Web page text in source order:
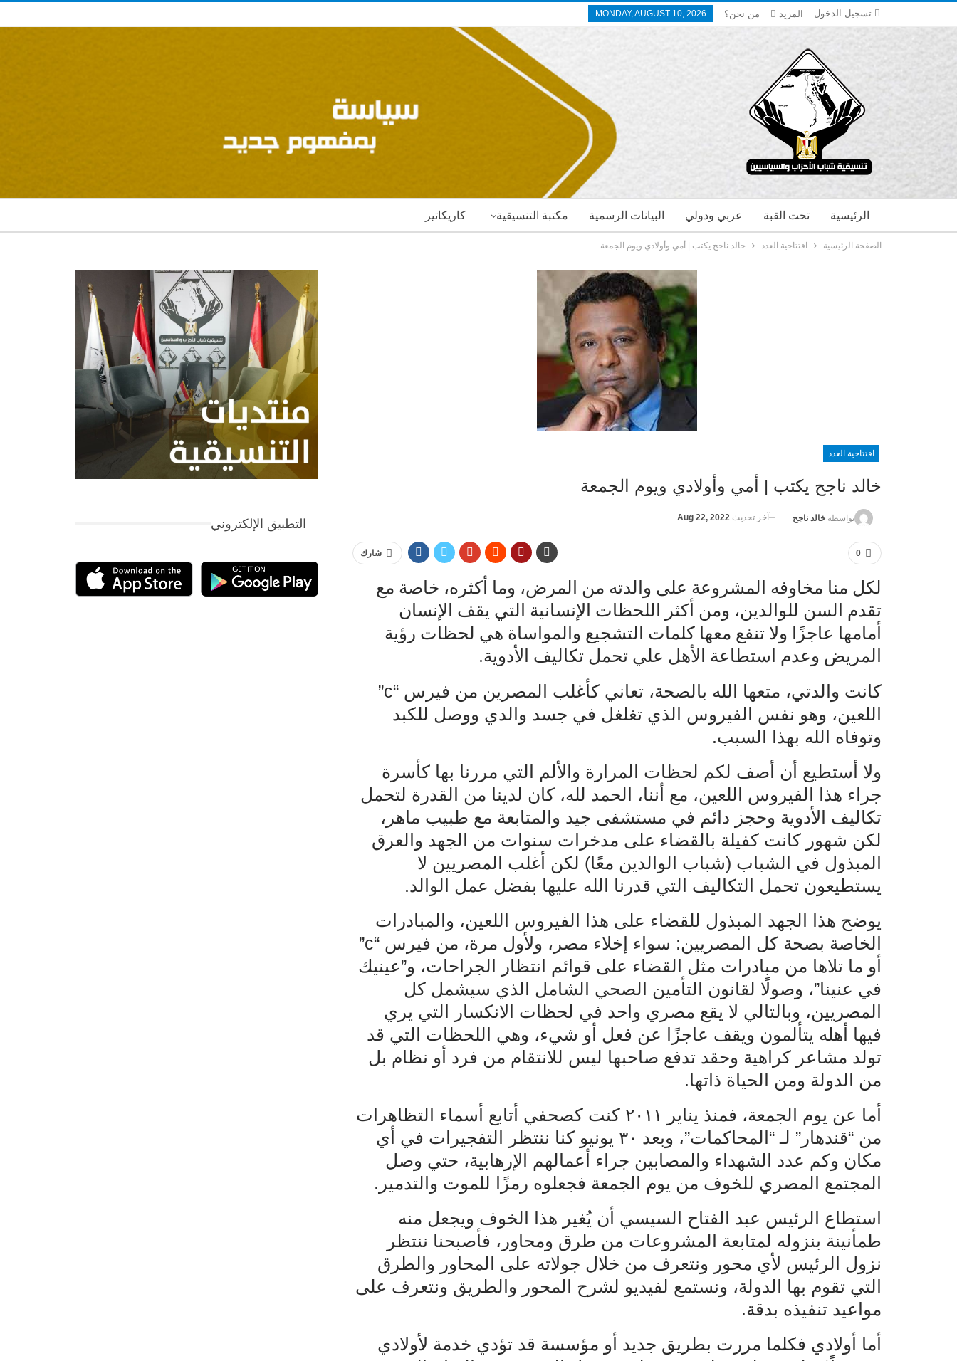
تسجيل الدخول MONDAY, AUGUST 10, 2026 من نحن؟ المزيد
كاريكاتير مكتبة التنسيقية البيانات الرسمية عربي ودولي تحت القبة الرئيسية
الصفحة الرئيسية افتتاحية العدد خالد ناجح يكتب | أمي وأولادي ويوم الجمعة
افتتاحية العدد
خالد ناجح يكتب | أمي وأولادي ويوم الجمعة
بواسطة خالد ناجح آخر تحديث Aug 22, 2022
0 شارك
لكل منا مخاوفه المشروعة على والدته من المرض، وما أكثره، خاصة مع
تقدم السن للوالدين، ومن أكثر اللحظات الإنسانية التي يقف الإنسان
أمامها عاجزًا ولا تنفع معها كلمات التشجيع والمواساة هي لحظات رؤية
المريض وعدم استطاعة الأهل علي تحمل تكاليف الأدوية.
كانت والدتي، متعها الله بالصحة، تعاني كأغلب المصرين من فيرس “c”
اللعين، وهو نفس الفيروس الذي تغلغل في جسد والدي ووصل للكبد
وتوفاه الله بهذا السبب.
ولا أستطيع أن أصف لكم لحظات المرارة والألم التي مررنا بها كأسرة
جراء هذا الفيروس اللعين، مع أننا، الحمد لله، كان لدينا من القدرة لتحمل
تكاليف الأدوية وحجز دائم في مستشفى جيد والمتابعة مع طبيب ماهر،
لكن شهور كانت كفيلة بالقضاء على مدخرات سنوات من الجهد والعرق
المبذول في الشباب (شباب الوالدين معًا) لكن أغلب المصريين لا
يستطيعون تحمل التكاليف التي قدرنا الله عليها بفضل عمل الوالد.
يوضح هذا الجهد المبذول للقضاء على هذا الفيروس اللعين، والمبادرات
الخاصة بصحة كل المصريين: سواء إخلاء مصر، ولأول مرة، من فيرس “c”
أو ما تلاها من مبادرات مثل القضاء على قوائم انتظار الجراحات، و”عينيك
في عنينا”، وصولًا لقانون التأمين الصحي الشامل الذي سيشمل كل
المصريين، وبالتالي لا يقع مصري واحد في لحظات الانكسار التي يري
فيها أهله يتألمون ويقف عاجزًا عن فعل أو شيء، وهي اللحظات التي قد
تولد مشاعر كراهية وحقد تدفع صاحبها ليس للانتقام من فرد أو نظام بل
من الدولة ومن الحياة ذاتها.
أما عن يوم الجمعة، فمنذ يناير ٢٠١١ كنت كصحفي أتابع أسماء التظاهرات
من “قندهار” لـ “المحاكمات”، وبعد ٣٠ يونيو كنا ننتظر التفجيرات في أي
مكان وكم عدد الشهداء والمصابين جراء أعمالهم الإرهابية، حتي وصل
المجتمع المصري للخوف من يوم الجمعة فجعلوه رمزًا للموت والتدمير.
استطاع الرئيس عبد الفتاح السيسي أن يُغير هذا الخوف ويجعل منه
طمأنينة بنزوله لمتابعة المشروعات من طرق ومحاور، فأصبحنا ننتظر
نزول الرئيس لأي محور ونتعرف من خلال جولاته على المحاور والطرق
التي تقوم بها الدولة، ونستمع لفيديو لشرح المحور والطريق ونتعرف على
مواعيد تنفيذه بدقة.
أما أولادي فكلما مررت بطريق جديد أو مؤسسة قد تؤدي خدمة لأولادي
التطبيق الإلكتروني